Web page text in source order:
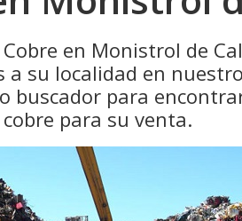
en Monistrol de
a su localidad en nuestro
buscador para
para su venta.